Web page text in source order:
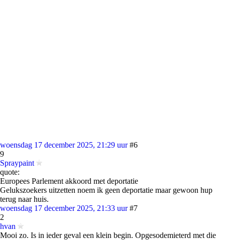
woensdag 17 december 2025, 21:29 uur #6
9
Spraypaint
quote:
Europees Parlement akkoord met deportatie
Gelukszoekers uitzetten noem ik geen deportatie maar gewoon hup
terug naar huis.
woensdag 17 december 2025, 21:33 uur #7
2
hvan
Mooi zo. Is in ieder geval een klein begin. Opgesodemieterd met die